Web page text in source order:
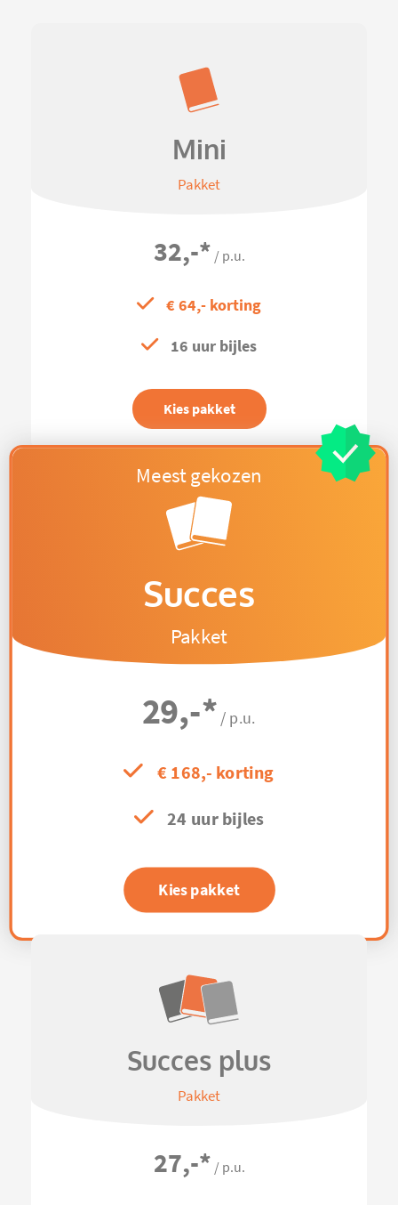
Mini
Pakket
32,-* / p.u.
€ 64,- korting
16 uur bijles
Kies pakket
Succes
Pakket
29,-* / p.u.
€ 168,- korting
24 uur bijles
Kies pakket
Succes plus
Pakket
27,-* / p.u.